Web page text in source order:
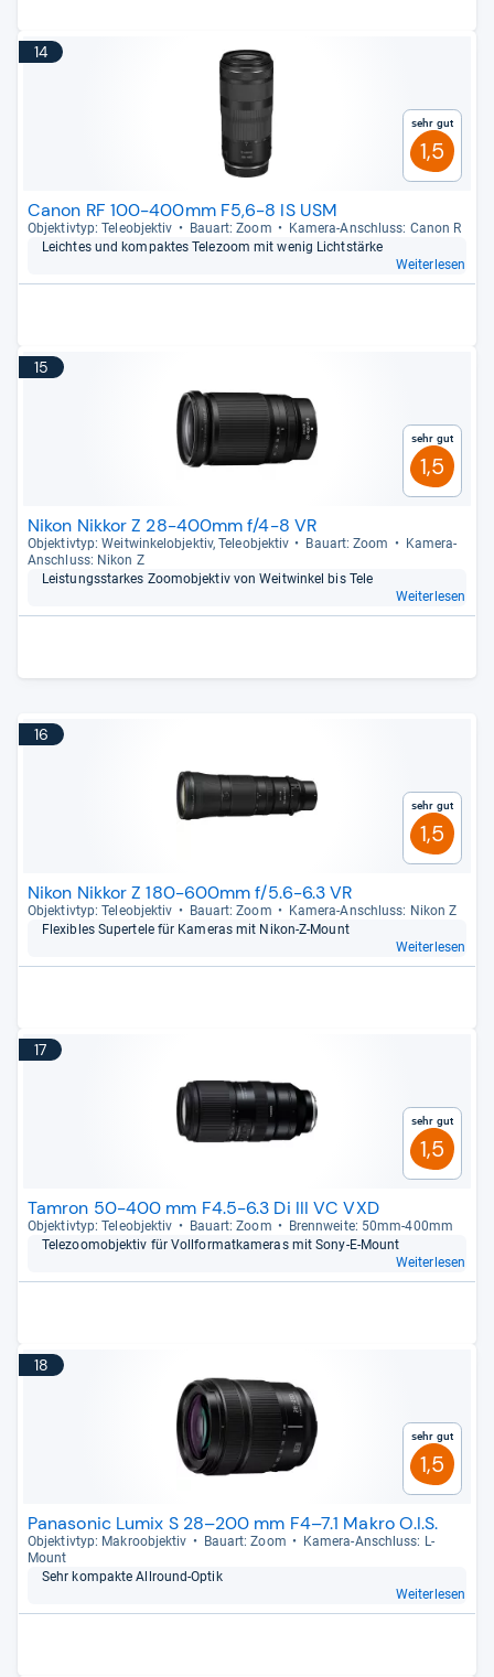
14
Sehr gut
1,5
Canon RF 100-400mm F5,6-8 IS USM
Objek­tiv­typ: Tele­ob­jek­tiv Bau­art: Zoom
Kamera-​Anschluss: Canon R
Leich­tes und kom­pak­tes Tele­zoom mit wenig Licht­stärke
Weiterlesen
15
Sehr gut
1,5
Nikon Nikkor Z 28-400mm f/4-8 VR
Objek­tiv­typ: Weit­win­kel­ob­jek­tiv, Tele­ob­jek­tiv Bau­art: Zoom
Kamera-​
Anschluss: Nikon Z
Leis­tungs­star­kes Zoo­m­ob­jek­tiv von Weit­win­kel bis Tele
Weiterlesen
16
Sehr gut
1,5
Nikon Nikkor Z 180-600mm f/5.6-6.3 VR
Objek­tiv­typ: Tele­ob­jek­tiv Bau­art: Zoom
Kamera-​Anschluss: Nikon Z
Fle­xibles Super­tele für Kame­ras mit Nikon-​Z-​Mount
Weiterlesen
17
Sehr gut
1,5
Tamron 50-400 mm F4.5-6.3 Di III VC VXD
Objek­tiv­typ: Tele­ob­jek­tiv Bau­art: Zoom
Brenn­weite: 50mm-​400mm
Tele­zoo­m­ob­jek­tiv für Voll­for­mat­ka­me­ras mit Sony-​E-​Mount
Weiterlesen
18
Sehr gut
1,5
Panasonic Lumix S 28–200 mm F4–7.1 Makro O.I.S.
Objek­tiv­typ: Makro­ob­jek­tiv Bau­art: Zoom
Kamera-​Anschluss: L-​
Mount
Sehr kom­pakte All­round-​Optik
Weiterlesen